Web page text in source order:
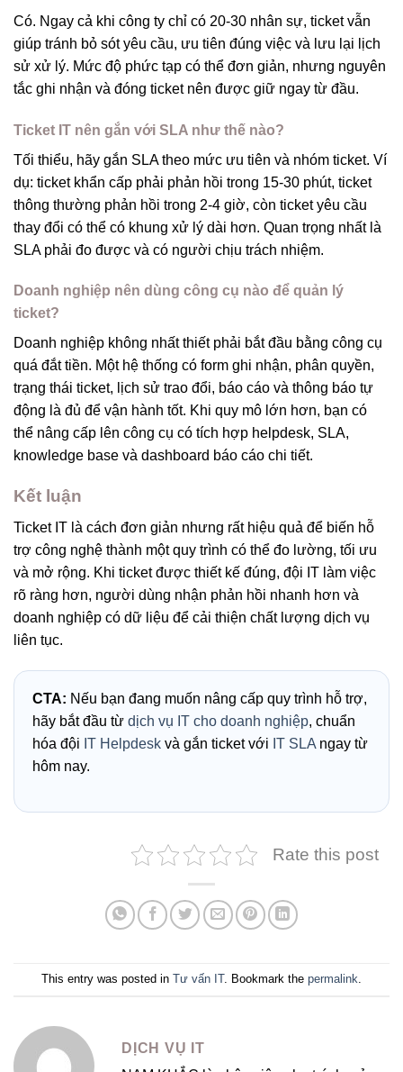
Có. Ngay cả khi công ty chỉ có 20-30 nhân sự, ticket vẫn
giúp tránh bỏ sót yêu cầu, ưu tiên đúng việc và lưu lại lịch
sử xử lý. Mức độ phức tạp có thể đơn giản, nhưng nguyên
tắc ghi nhận và đóng ticket nên được giữ ngay từ đầu.
Ticket IT nên gắn với SLA như thế nào?
Tối thiểu, hãy gắn SLA theo mức ưu tiên và nhóm ticket. Ví
dụ: ticket khẩn cấp phải phản hồi trong 15-30 phút, ticket
thông thường phản hồi trong 2-4 giờ, còn ticket yêu cầu
thay đổi có thể có khung xử lý dài hơn. Quan trọng nhất là
SLA phải đo được và có người chịu trách nhiệm.
Doanh nghiệp nên dùng công cụ nào để quản lý
ticket?
Doanh nghiệp không nhất thiết phải bắt đầu bằng công cụ
quá đắt tiền. Một hệ thống có form ghi nhận, phân quyền,
trạng thái ticket, lịch sử trao đổi, báo cáo và thông báo tự
động là đủ để vận hành tốt. Khi quy mô lớn hơn, bạn có
thể nâng cấp lên công cụ có tích hợp helpdesk, SLA,
knowledge base và dashboard báo cáo chi tiết.
Kết luận
Ticket IT là cách đơn giản nhưng rất hiệu quả để biến hỗ
trợ công nghệ thành một quy trình có thể đo lường, tối ưu
và mở rộng. Khi ticket được thiết kế đúng, đội IT làm việc
rõ ràng hơn, người dùng nhận phản hồi nhanh hơn và
doanh nghiệp có dữ liệu để cải thiện chất lượng dịch vụ
liên tục.
CTA: Nếu bạn đang muốn nâng cấp quy trình hỗ trợ,
hãy bắt đầu từ dịch vụ IT cho doanh nghiệp, chuẩn
hóa đội IT Helpdesk và gắn ticket với IT SLA ngay từ
hôm nay.
Rate this post
This entry was posted in Tư vấn IT. Bookmark the permalink
DỊCH VỤ IT